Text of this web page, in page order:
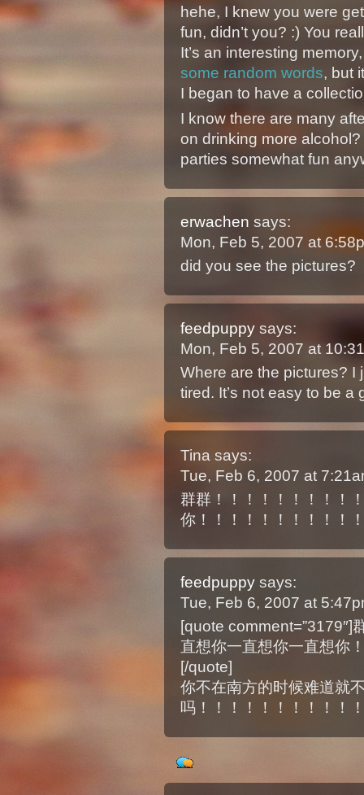
hehe, I knew you were
fun, didn’t you? :) You
It’s an interesting
some random words, but
I began to have a
I know there are many
on drinking more
parties somewhat fun
erwachen says:
Mon, Feb 5, 2007 at
did you see the pictures?
feedpuppy says:
Mon, Feb 5, 2007 at
Where are the pictures? I
tired. It’s not easy to be a
Tina says:
Tue, Feb 6, 2007 at
群群！！！！！！！！！
你！！！！！！！！！！
feedpuppy says:
Tue, Feb 6, 2007 at
[quote comment=”3179″]
直想你一直想你一直想你
[/quote]
你不在南方的时候难道就
吗！！！！！！！！！！